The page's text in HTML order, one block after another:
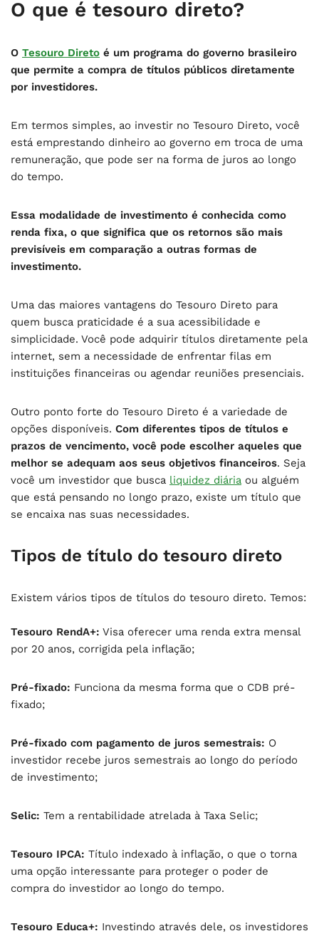
O que é tesouro direto?
O Tesouro Direto é um programa do governo brasileiro
que permite a compra de títulos públicos diretamente
por investidores.
Em termos simples, ao investir no Tesouro Direto, você
está emprestando dinheiro ao governo em troca de uma
remuneração, que pode ser na forma de juros ao longo
do tempo.
Essa modalidade de investimento é conhecida como
renda fixa, o que significa que os retornos são mais
previsíveis em comparação a outras formas de
investimento.
Uma das maiores vantagens do Tesouro Direto para
quem busca praticidade é a sua acessibilidade e
simplicidade. Você pode adquirir títulos diretamente pela
internet, sem a necessidade de enfrentar filas em
instituições financeiras ou agendar reuniões presenciais.
Outro ponto forte do Tesouro Direto é a variedade de
opções disponíveis. Com diferentes tipos de títulos e
prazos de vencimento, você pode escolher aqueles que
melhor se adequam aos seus objetivos financeiros. Seja
você um investidor que busca liquidez diária ou alguém
que está pensando no longo prazo, existe um título que
se encaixa nas suas necessidades.
Tipos de título do tesouro direto
Existem vários tipos de títulos do tesouro direto. Temos:
Tesouro RendA+: Visa oferecer uma renda extra mensal
por 20 anos, corrigida pela inflação;
Pré-fixado: Funciona da mesma forma que o CDB pré-
fixado;
Pré-fixado com pagamento de juros semestrais: O
investidor recebe juros semestrais ao longo do período
de investimento;
Selic: Tem a rentabilidade atrelada à Taxa Selic;
Tesouro IPCA: Título indexado à inflação, o que o torna
uma opção interessante para proteger o poder de
compra do investidor ao longo do tempo.
Tesouro Educa+: Investindo através dele, os investidores